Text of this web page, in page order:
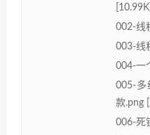
[10.99K]
002-线
003-线
004-一
005-多
款.png
006-死